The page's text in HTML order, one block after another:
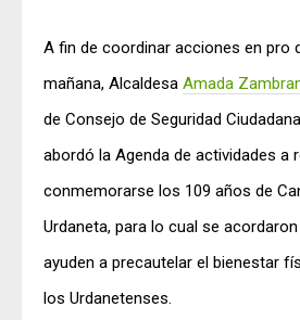
A fin de coordinar acciones en pro
mañana, Alcaldesa Amada
de Consejo de Seguridad
abordó la Agenda de actividades a
conmemorarse los 109 años de
Urdaneta, para lo cual se
ayuden a precautelar el bienestar
los Urdanetenses.